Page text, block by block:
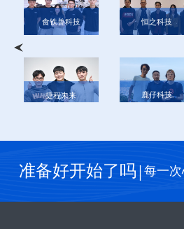
食铁兽科技
捷程未来
恒之科技
鹿仔科技
准备好开始了吗| 每一